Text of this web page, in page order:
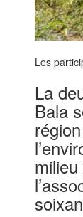
Les
La
Bala